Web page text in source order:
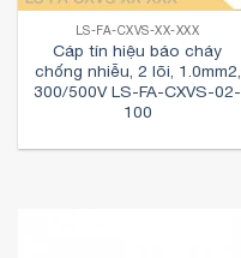
LS-FA-CXVS-XX-XXX
Cáp tín hiệu báo cháy
chống nhiễu, 2 lõi, 1.0mm2,
300/500V LS-FA-CXVS-02-
100